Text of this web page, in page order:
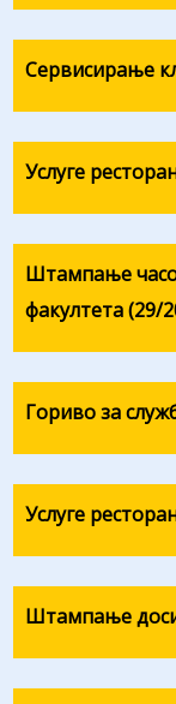
Сервисирање
Услуге
Штампање
факултета (29/
Гориво за
Услуге
Штампањe